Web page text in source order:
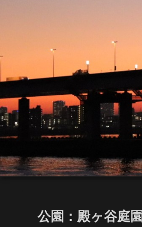
公園：殿ヶ谷庭園